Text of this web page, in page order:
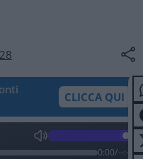
28
CLICCA QUI
0:00/--:--